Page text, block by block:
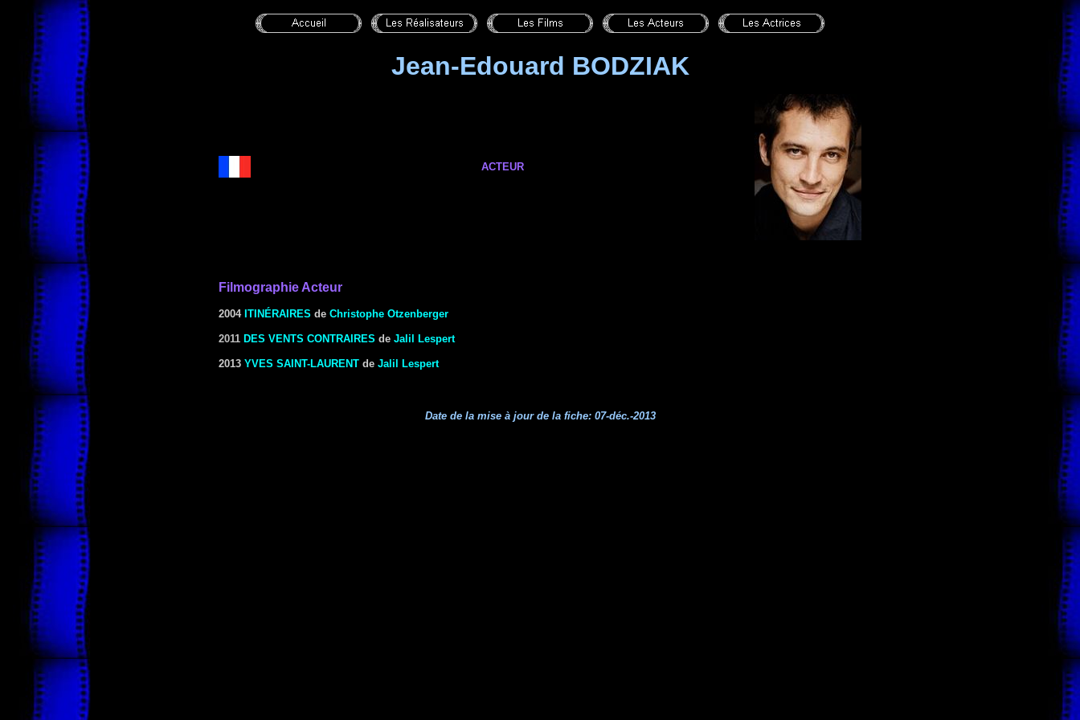
Jean-Edouard BODZIAK
ACTEUR
Filmographie Acteur
2004 ITINÉRAIRES de Christophe Otzenberger
2011 DES VENTS CONTRAIRES de Jalil Lespert
2013 YVES SAINT-LAURENT de Jalil Lespert
Date de la mise à jour de la fiche: 07-déc.-2013